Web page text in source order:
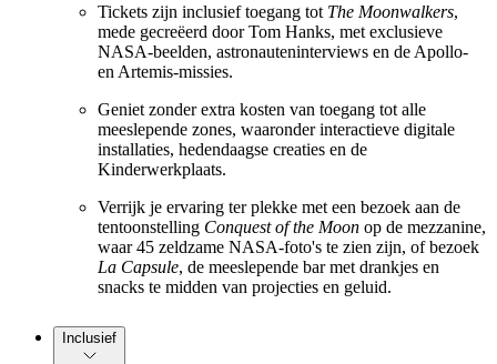
Tickets zijn inclusief toegang tot The Moonwalkers,
mede gecreëerd door Tom Hanks, met exclusieve
NASA-beelden, astronauteninterviews en de Apollo-
en Artemis-missies.
Geniet zonder extra kosten van toegang tot alle
meeslepende zones, waaronder interactieve digitale
installaties, hedendaagse creaties en de
Kinderwerkplaats.
Verrijk je ervaring ter plekke met een bezoek aan de
tentoonstelling Conquest of the Moon op de mezzanine,
waar 45 zeldzame NASA-foto's te zien zijn, of bezoek
La Capsule, de meeslepende bar met drankjes en
snacks te midden van projecties en geluid.
Inclusief